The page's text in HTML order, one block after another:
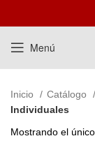
Menú
Inicio Catálogo
Individuales
Mostrando el